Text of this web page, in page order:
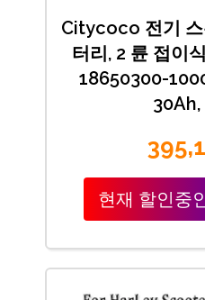
Citycoco 전기 스
터리, 2 륜 접이
18650300-
현재 할인중